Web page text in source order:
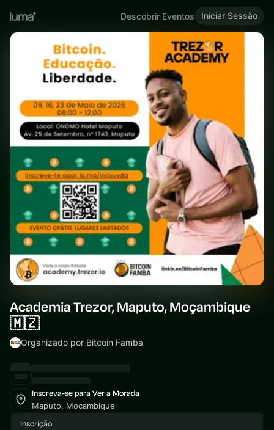
Descobrir Eventos Iniciar Sessão
Academia Trezor, Maputo, Moçambique
🇲🇿
Organizado por Bitcoin Famba
Inscreva-se para Ver a Morada
Maputo, Moçambique
Inscrição